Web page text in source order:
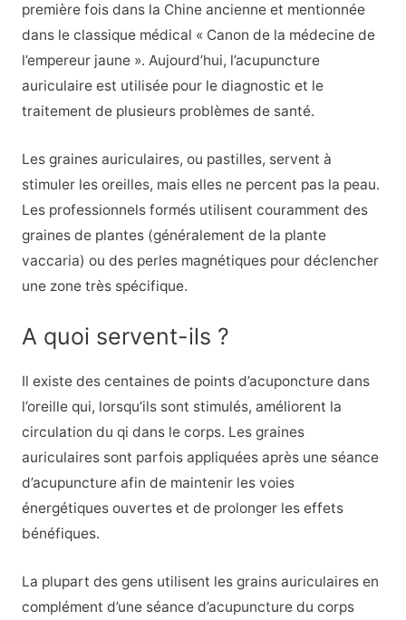
première fois dans la Chine ancienne et mentionnée
dans le classique médical « Canon de la médecine de
l’empereur jaune ». Aujourd’hui, l’acupuncture
auriculaire est utilisée pour le diagnostic et le
traitement de plusieurs problèmes de santé.
Les graines auriculaires, ou pastilles, servent à
stimuler les oreilles, mais elles ne percent pas la peau.
Les professionnels formés utilisent couramment des
graines de plantes (généralement de la plante
vaccaria) ou des perles magnétiques pour déclencher
une zone très spécifique.
A quoi servent-ils ?
Il existe des centaines de points d’acuponcture dans
l’oreille qui, lorsqu’ils sont stimulés, améliorent la
circulation du qi dans le corps. Les graines
auriculaires sont parfois appliquées après une séance
d’acupuncture afin de maintenir les voies
énergétiques ouvertes et de prolonger les effets
bénéfiques.
La plupart des gens utilisent les grains auriculaires en
complément d’une séance d’acupuncture du corps